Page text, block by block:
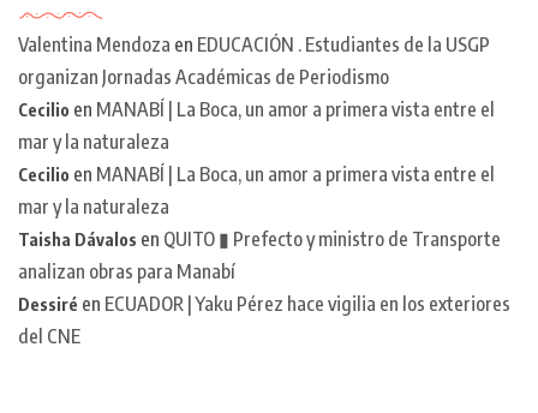
Valentina Mendoza en EDUCACIÓN . Estudiantes de la USGP
organizan Jornadas Académicas de Periodismo
Cecilio en MANABÍ | La Boca, un amor a primera vista entre el
mar y la naturaleza
Cecilio en MANABÍ | La Boca, un amor a primera vista entre el
mar y la naturaleza
Taisha Dávalos en QUITO ▮ Prefecto y ministro de Transporte
analizan obras para Manabí
Dessiré en ECUADOR | Yaku Pérez hace vigilia en los exteriores
del CNE